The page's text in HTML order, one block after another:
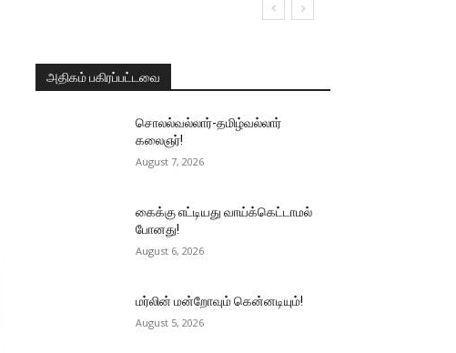
அதிகம் பகிரப்பட்டவை
சொலல்வல்லார்-தமிழ்வல்லார்
கலைஞர்!
August 7, 2026
கைக்கு எட்டியது வாய்க்கெட்டாமல்
போனது!
August 6, 2026
மர்லின் மன்றோவும் கென்னடியும்!
August 5, 2026